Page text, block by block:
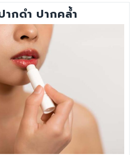
จัด
เต็ม
แต่
ไม่
ลับ
กัน”
ากดำ ปากคล้ำ